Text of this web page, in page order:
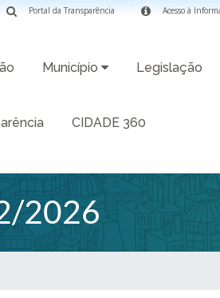
Acesso à
Portal da Transparência
Município Legislação
CIDADE 360
2026